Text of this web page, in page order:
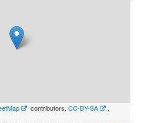
contributors, CC-BY-SA
,